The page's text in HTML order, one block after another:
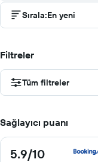
Sırala:En yeni
Filtreler
Tüm filtreler
Sağlayıcı puanı
5.9/10
5.9